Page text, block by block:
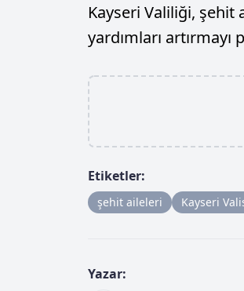
Kayseri Valiliği, şehit
yardımları artırmayı
Etiketler:
şehit aileleri Kayseri
Yazar: